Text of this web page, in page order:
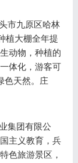
市九原区哈林
植大棚全年提
动物，种植的
体化，游客可
色天然。庄
集团有限公
主义教育，兵
色旅游景区，